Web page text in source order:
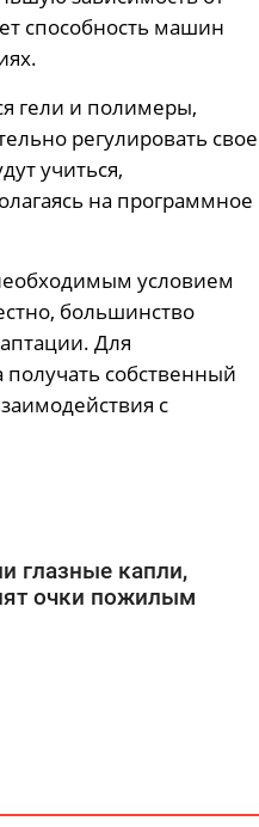
способность машин
гели и полимеры,
регулировать свое
учиться,
на программное
условием
большинство
Для
собственный
с
глазные капли,
очки пожилым